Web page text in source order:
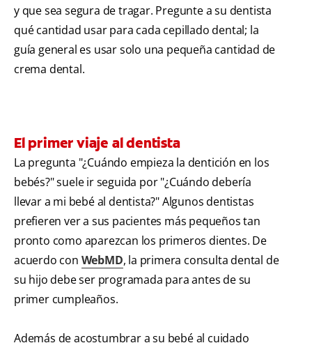
y que sea segura de tragar. Pregunte a su dentista
qué cantidad usar para cada cepillado dental; la
guía general es usar solo una pequeña cantidad de
crema dental.
El primer viaje al dentista
La pregunta "¿Cuándo empieza la dentición en los
bebés?" suele ir seguida por "¿Cuándo debería
llevar a mi bebé al dentista?" Algunos dentistas
prefieren ver a sus pacientes más pequeños tan
pronto como aparezcan los primeros dientes. De
acuerdo con WebMD, la primera consulta dental de
su hijo debe ser programada para antes de su
primer cumpleaños.
Además de acostumbrar a su bebé al cuidado